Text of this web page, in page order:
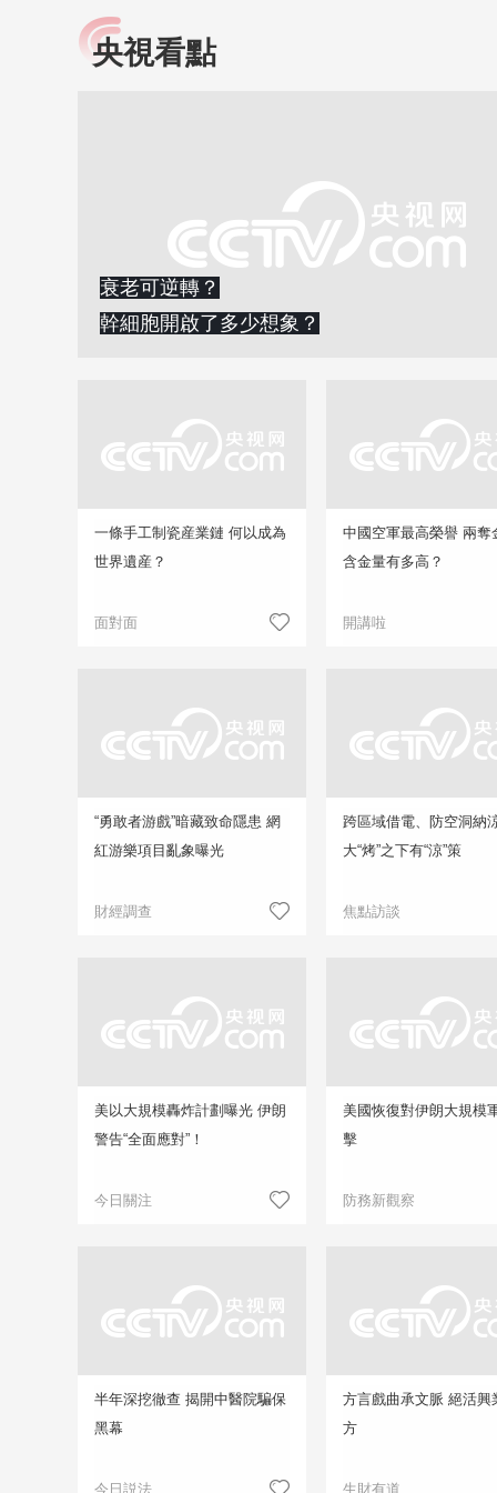
小央視頻
知識！
央視看點
衰老可逆轉？
幹細胞開啟了多少想象？
一條手工制瓷産業鏈 何以成為
世界遺産？
面對面
中國空軍最高榮譽 兩奪
含金量有多高？
開講啦
“勇敢者游戲”暗藏致命隱患 網
紅游樂項目亂象曝光
財經調查
跨區域借電、防空洞納
大“烤”之下有“涼”策
焦點訪談
美以大規模轟炸計劃曝光 伊朗
警告“全面應對”！
今日關注
美國恢復對伊朗大規模
擊
防務新觀察
半年深挖徹查 揭開中醫院騙保
黑幕
今日説法
方言戲曲承文脈 絕活興
方
生財有道